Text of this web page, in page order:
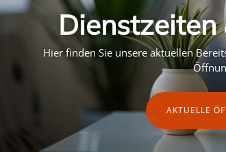
Hier finden Sie unsere aktuellen
AKTUELLE